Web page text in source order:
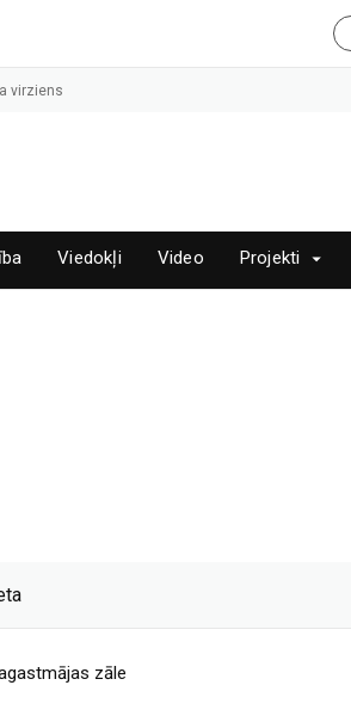
virziens
Viedokļi Video Projekti
zāle